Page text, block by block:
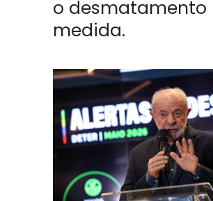
o desmatamento
medida.